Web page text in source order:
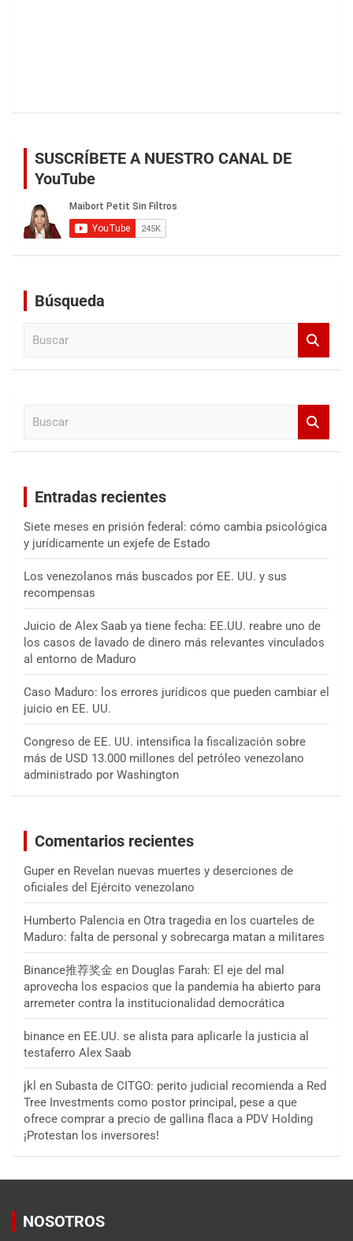
SUSCRÍBETE A NUESTRO CANAL DE
YouTube
Búsqueda
Entradas recientes
Siete meses en prisión federal: cómo cambia psicológica
y jurídicamente un exjefe de Estado
Los venezolanos más buscados por EE. UU. y sus
recompensas
Juicio de Alex Saab ya tiene fecha: EE.UU. reabre uno de
los casos de lavado de dinero más relevantes vinculados
al entorno de Maduro
Caso Maduro: los errores jurídicos que pueden cambiar el
juicio en EE. UU.
Congreso de EE. UU. intensifica la fiscalización sobre
más de USD 13.000 millones del petróleo venezolano
administrado por Washington
Comentarios recientes
Guper en Revelan nuevas muertes y deserciones de
oficiales del Ejército venezolano
Humberto Palencia en Otra tragedia en los cuarteles de
Maduro: falta de personal y sobrecarga matan a militares
Binance推荐奖金 en Douglas Farah: El eje del mal
aprovecha los espacios que la pandemia ha abierto para
arremeter contra la institucionalidad democrática
binance en EE.UU. se alista para aplicarle la justicia al
testaferro Alex Saab
jkl en Subasta de CITGO: perito judicial recomienda a Red
Tree Investments como postor principal, pese a que
ofrece comprar a precio de gallina flaca a PDV Holding
¡Protestan los inversores!
NOSOTROS